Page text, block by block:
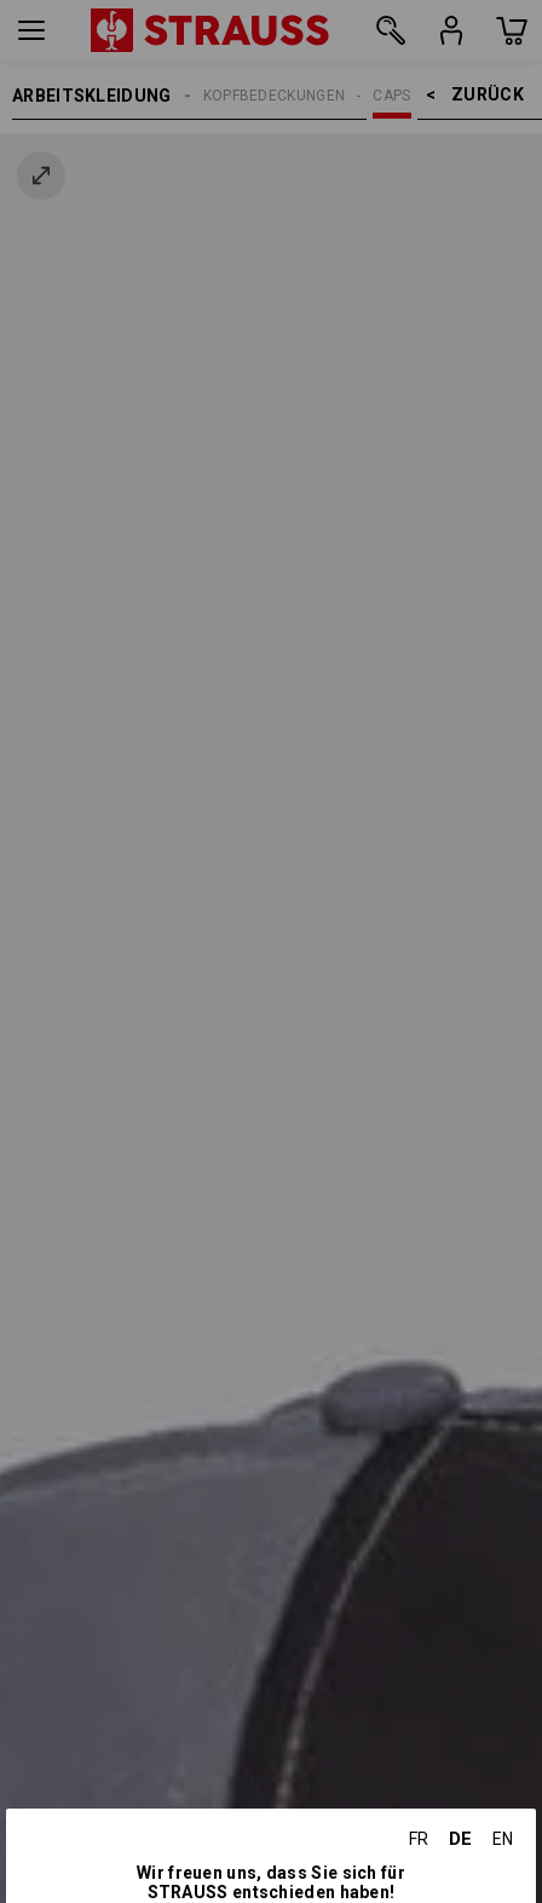
ARBEITSKLEIDUNG ZURÜCK    >
CAPS
KOPFBEDECKUNGEN
ACCESSOIRES
FR DE
EN
Wir freuen uns, dass Sie sich für
STRAUSS entschieden haben!